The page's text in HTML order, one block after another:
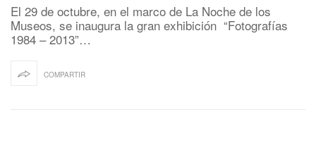
El 29 de octubre, en el marco de La Noche de los
Museos, se inaugura la gran exhibición “Fotografías
1984 – 2013”…
COMPARTIR